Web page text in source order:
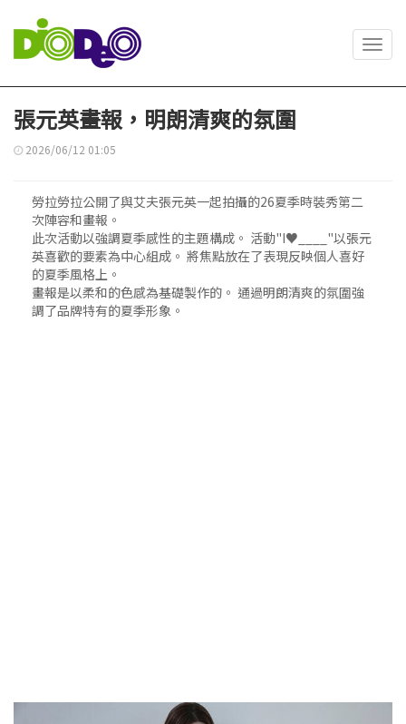
張元英畫報，明朗清爽的氛圍
2026/06/12 01:05
勞拉勞拉公開了與艾夫張元英一起拍攝的26夏季時裝秀第二
次陣容和畫報。
此次活動以強調夏季感性的主題構成。 活動"I♥____"以張元
英喜歡的要素為中心組成。 將焦點放在了表現反映個人喜好
的夏季風格上。
畫報是以柔和的色感為基礎製作的。 通過明朗清爽的氛圍強
調了品牌特有的夏季形象。